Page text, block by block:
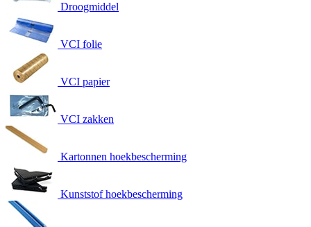
Droogmiddel
VCI folie
VCI papier
VCI zakken
Kartonnen hoekbescherming
Kunststof hoekbescherming